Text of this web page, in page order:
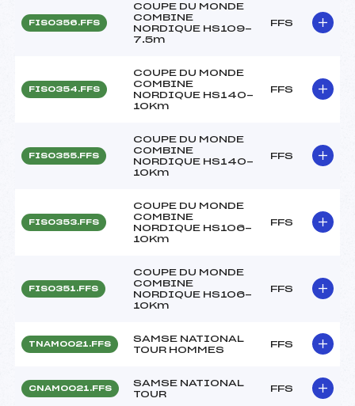
FIS0356.FFS
COUPE DU MONDE
COMBINE
NORDIQUE HS109-
7.5m
FFS
FIS0354.FFS
COUPE DU MONDE
COMBINE
NORDIQUE HS140-
10Km
FFS
FIS0355.FFS
COUPE DU MONDE
COMBINE
NORDIQUE HS140-
10Km
FFS
FIS0353.FFS
COUPE DU MONDE
COMBINE
NORDIQUE HS106-
10Km
FFS
FIS0351.FFS
COUPE DU MONDE
COMBINE
NORDIQUE HS106-
10Km
FFS
TNAM0021.FFS
SAMSE NATIONAL
TOUR HOMMES
FFS
CNAM0021.FFS
SAMSE NATIONAL
TOUR
FFS